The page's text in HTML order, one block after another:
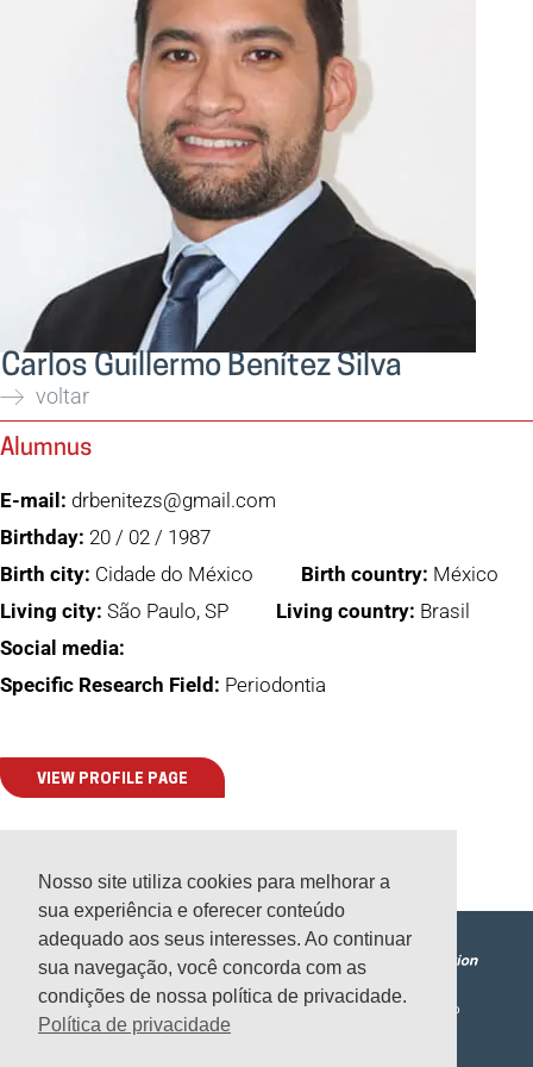
Carlos Guillermo Benítez Silva
voltar
Alumnus
E-mail: drbenitezs@gmail.com
Birthday: 20 / 02 / 1987
Birth city: Cidade do México Birth country: México
Living city: São Paulo, SP Living country: Brasil
Social media:
Specific Research Field: Periodontia
VIEW PROFILE PAGE
CARIOLOGIA CONTATO
Nosso site utiliza cookies para melhorar a
sua experiência e oferecer conteúdo
adequado aos seus interesses. Ao continuar
sua navegação, você concorda com as
condições de nossa política de privacidade.
Política de privacidade